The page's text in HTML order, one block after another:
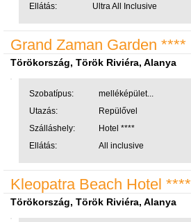
Ellátás:
Ultra All Inclusive
Grand Zaman Garden ****
Törökország, Török Riviéra, Alanya
Szobatípus:
melléképület...
Utazás:
Repülővel
Szálláshely:
Hotel ****
Ellátás:
All inclusive
Kleopatra Beach Hotel ****
Törökország, Török Riviéra, Alanya